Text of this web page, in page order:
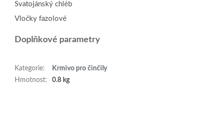
Svatojánský chléb
Vločky fazolové
Doplňkové parametry
Kategorie:
Krmivo pro činčily
Hmotnost: 0.8 kg